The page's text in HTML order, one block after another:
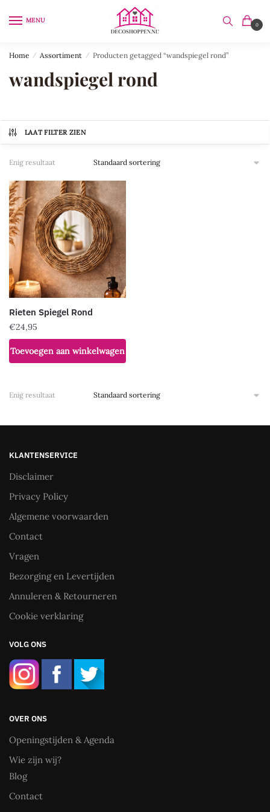
MENU
0
Home / Assortiment / Producten getagged “wandspiegel rond”
wandspiegel rond
LAAT FILTER ZIEN
Enig resultaat
Rieten Spiegel Rond
€24,95
Toevoegen aan winkelwagen
Enig resultaat
KLANTENSERVICE
Disclaimer
Privacy Policy
Algemene voorwaarden
Contact
Vragen
Bezorging en Levertijden
Annuleren & Retourneren
Cookie verklaring
VOLG ONS
OVER ONS
Openingstijden & Agenda
Wie zijn wij?
Blog
Contact